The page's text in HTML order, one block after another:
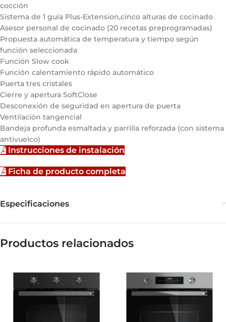
cocción
Sistema de 1 guía Plus-Extension,cinco alturas de cocinado
Asesor personal de cocinado (20 recetas preprogramadas)
Propuesta automática de temperatura y tiempo según
función seleccionada
Función Slow cook
Función calentamiento rápido automático
Puerta tres cristales
Cierre y apertura SoftClose
Desconexión de seguridad en apertura de puerta
Ventilación tangencial
Bandeja profunda esmaltada y parrilla reforzada (con sistema
antivuelco)
Instrucciones de instalación
Ficha de producto completa
Especificaciones
Productos relacionados